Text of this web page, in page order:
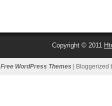
Copyright © 2011
Free WordPress Themes | Bloggerized